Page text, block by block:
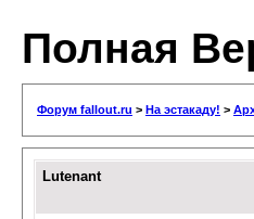
Полная
Форум fallout.ru > На эстакаду! >
Lutenant